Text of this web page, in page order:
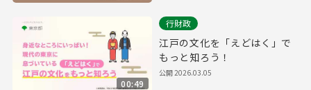
00:49
行財政
江戸の文化を「えどはく」で
もっと知ろう！
公開2026.03.05